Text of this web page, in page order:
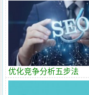
优化竞争分析五步法